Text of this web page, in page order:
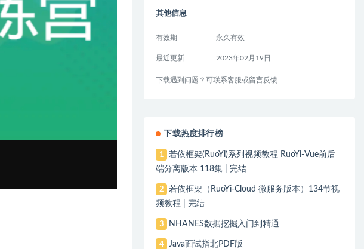
其他信息
有效期 永久有效
最近更新 2023年02月19日
下载遇到问题？可联系客服或留言反馈
下载热度排行榜
1
若依框架(RuoYi)系列视频教程 RuoYi-Vue前后
端分离版本 118集 | 完结
2
若依框架（RuoYi-Cloud 微服务版本）134节视
频教程 | 完结
3 NHANES数据挖掘入门到精通
4 Java面试指北PDF版